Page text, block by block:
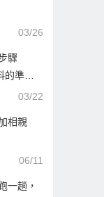
03/26
驟
準備
03/22
相親
06/11
一趟，